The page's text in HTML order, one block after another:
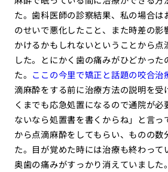
た。歯科医師の診察結果、私の場合
のせいで悪化したこと、また時差の影
かけるかもしれないということから点
した。とにかく歯の痛みがひどかった
た。 ここの今里で矯正と話題の咬合治
滴麻酔をする前に治療方法の説明を受
くまでも応急処置になるので通院が
ないなら処置書を書くからね」と言
から点滴麻酔をしてもらい、ものの数
た。目が覚めた時には治療も終わって
奥歯の痛みがすっかり消えていました